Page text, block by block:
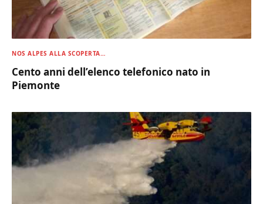
NOS ALPES ALLA SCOPERTA…
Cento anni dell’elenco telefonico nato in
Piemonte